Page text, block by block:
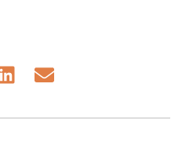
Share Share